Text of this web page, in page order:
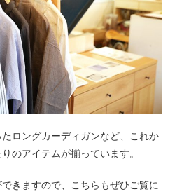
ロングカーディガンなど、これか
のアイテムが揃っています。
きますので、こちらもぜひご覧に